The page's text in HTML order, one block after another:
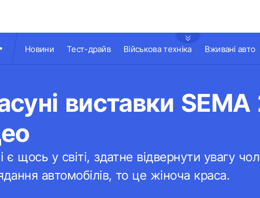
Новини Тест-драйв Військова техніка Вживані авто
виставки
є щось у світі, здатне відвернути увагу
автомобілів, то це жіноча краса.